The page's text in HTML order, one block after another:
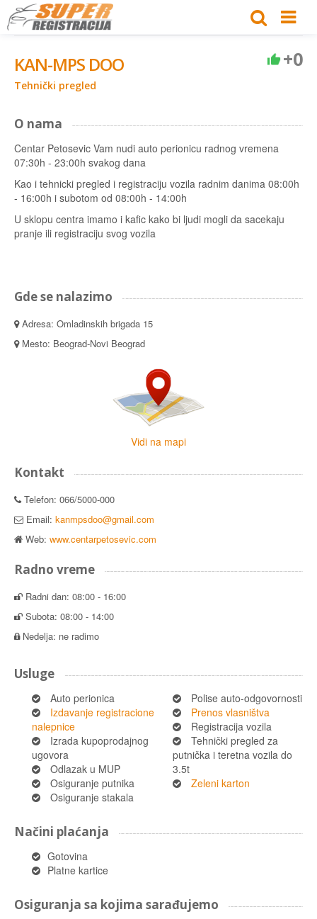
KAN-MPS DOO
Tehnički pregled
+0
O nama
Centar Petosevic Vam nudi auto perionicu radnog vremena
07:30h - 23:00h svakog dana
Kao i tehnicki pregled i registraciju vozila radnim danima 08:00h
- 16:00h i subotom od 08:00h - 14:00h
U sklopu centra imamo i kafic kako bi ljudi mogli da sacekaju
pranje ili registraciju svog vozila
Gde se nalazimo
Adresa: Omladinskih brigada 15
Mesto: Beograd-Novi Beograd
Vidi na mapi
Kontakt
Telefon: 066/5000-000
Email: kanmpsdoo@gmail.com
Web: www.centarpetosevic.com
Radno vreme
Radni dan: 08:00 - 16:00
Subota: 08:00 - 14:00
Nedelja: ne radimo
Usluge
Auto perionica
Izdavanje registracione
nalepnice
Izrada kupoprodajnog
ugovora
Odlazak u MUP
Osiguranje putnika
Osiguranje stakala
Polise auto-odgovornosti
Prenos vlasništva
Registracija vozila
Tehnički pregled za
putnička i teretna vozila do
3.5t
Zeleni karton
Načini plaćanja
Gotovina
Platne kartice
Osiguranja sa kojima sarađujemo